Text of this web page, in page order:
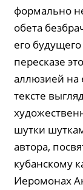
формально
обета
его
пересказе
аллюзией на
тексте
шутки
автора,
кубанскому
Иеромонах